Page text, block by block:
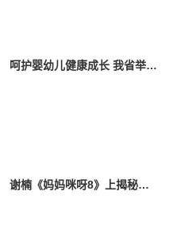
呵护婴幼儿健康成长 我省举办托育服务宣传活动
谢楠《妈妈咪呀8》上揭秘吴京育儿必学项目，初代“香妃”唤醒追剧回忆